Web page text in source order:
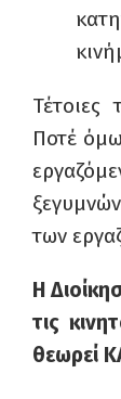
Τέτοιες
Ποτέ
των
Η
τις
θεωρεί